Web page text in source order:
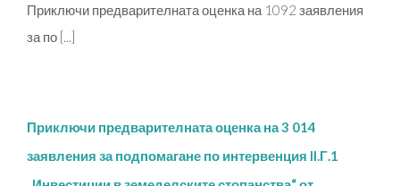
Приключи предварителната оценка на 1092 заявления
за по [...]
Приключи предварителната оценка на 3 014
заявления за подпомагане по интервенция II.Г.1